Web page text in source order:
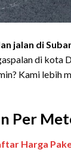
jalan di
di kota
Kami lebih
Per
Harga